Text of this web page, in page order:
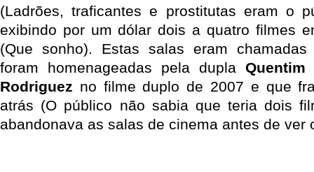
(Ladrões, traficantes e prostitutas eram o
exibindo por um dólar dois a quatro filmes
(Que sonho). Estas salas eram
foram homenageadas pela dupla Quentim
Rodriguez no filme duplo de 2007 e que
atrás (O público não sabia que teria dois
abandonava as salas de cinema antes de